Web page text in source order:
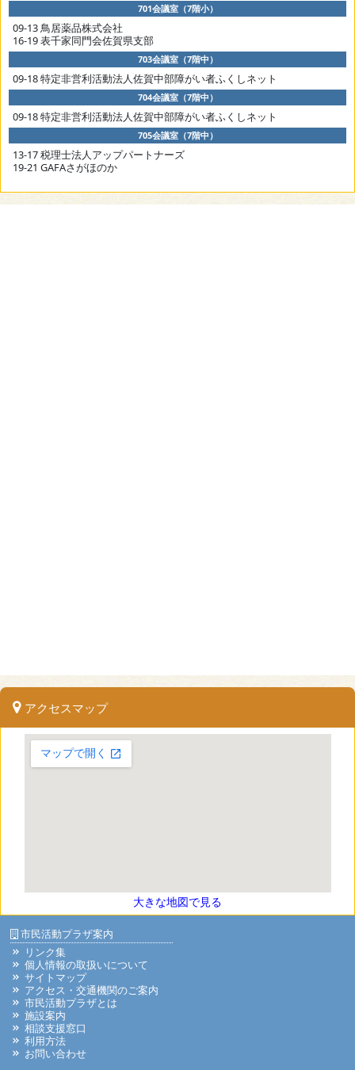
701会議室（7階小）
09-13 鳥居薬品株式会社
16-19 表千家同門会佐賀県支部
703会議室（7階中）
09-18 特定非営利活動法人佐賀中部障がい者ふくしネット
704会議室（7階中）
09-18 特定非営利活動法人佐賀中部障がい者ふくしネット
705会議室（7階中）
13-17 税理士法人アップパートナーズ
19-21 GAFAさがほのか
アクセスマップ
大きな地図で見る
市民活動プラザ案内
リンク集
個人情報の取扱いについて
サイトマップ
アクセス・交通機関のご案内
市民活動プラザとは
施設案内
相談支援窓口
利用方法
お問い合わせ